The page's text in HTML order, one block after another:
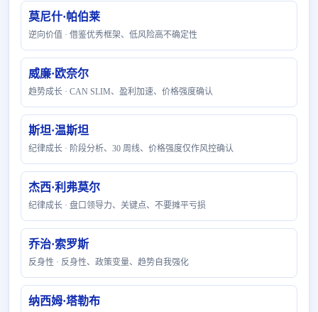
莫尼什·帕伯莱
逆向价值 · 借鉴优秀框架、低风险高不确定性
威廉·欧奈尔
趋势成长 · CAN SLIM、盈利加速、价格强度确认
斯坦·温斯坦
纪律成长 · 阶段分析、30 周线、价格强度仅作风控确认
杰西·利弗莫尔
纪律成长 · 盘口领导力、关键点、不要摊平亏损
乔治·索罗斯
反身性 · 反身性、政策变量、趋势自我强化
纳西姆·塔勒布